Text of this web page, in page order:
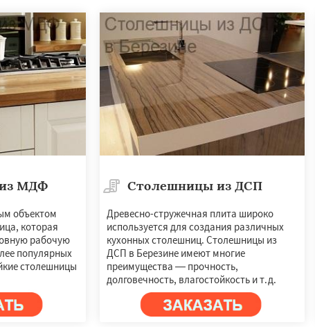
МДФ
объектом
которая
рабочую
популярных
столешницы
Столешницы из ДСП
Древесно-стружечная плита широко
используется для создания различных
кухонных столешниц. Столешницы из
ДСП в Березине имеют многие
преимущества — прочность,
долговечность, влагостойкость и т.д.